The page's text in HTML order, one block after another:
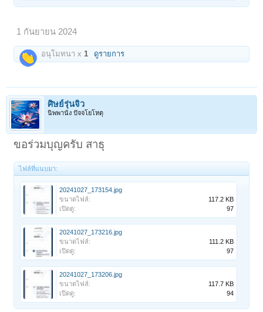
1 กันยายน 2024
อนุโมทนา x1 ดูรายการ
ศิษย์รุ่นจิ๋ว
นิพพานัง ปัจจโยโหตุ
ขอร่วมบุญครับ สาธุ
ไฟล์ที่แนบมา:
20241027_173154.jpg
ขนาดไฟล์:
117.2 KB
เปิดดู:
97
20241027_173216.jpg
ขนาดไฟล์:
111.2 KB
เปิดดู:
97
20241027_173206.jpg
ขนาดไฟล์:
117.7 KB
เปิดดู:
94